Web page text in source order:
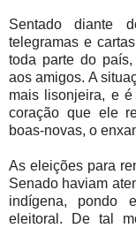
Sentado diante
telegramas e
toda parte do
aos amigos. A
mais lisonjeira, e
coração que ele
boas-novas, o
As eleições para
Senado haviam
indígena, pondo
eleitoral. De tal